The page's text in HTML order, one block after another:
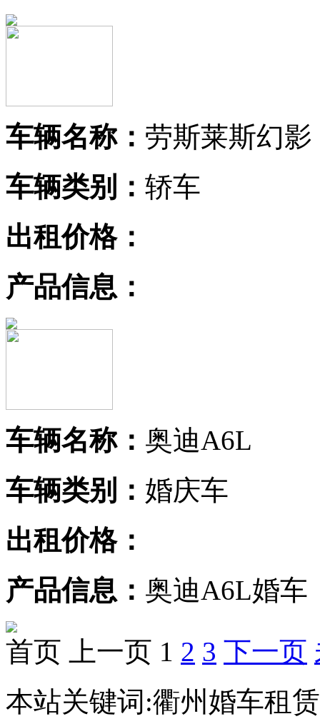
车辆名称： 劳斯莱斯幻影
车辆类别： 轿车
出租价格：
产品信息：
车辆名称： 奥迪A6L
车辆类别： 婚庆车
出租价格：
产品信息： 奥迪A6L婚车
首页
上一页 1 2 3 下一页
本站关键词:衢州婚车租